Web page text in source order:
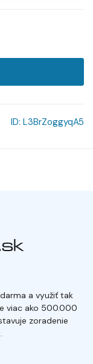
ID: L3BrZoggyqA5
a využiť tak
viac ako 500.000
zoradenie